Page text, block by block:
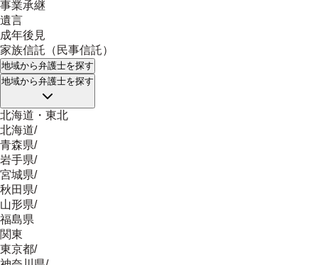
事業承継
遺言
成年後見
家族信託（民事信託）
地域から弁護士を探す
地域から弁護士を探す
北海道・東北
北海道/
青森県/
岩手県/
宮城県/
秋田県/
山形県/
福島県
関東
東京都/